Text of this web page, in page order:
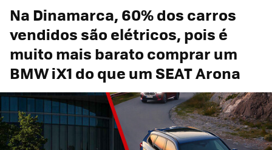
Na Dinamarca, 60% dos carros
vendidos são elétricos, pois é
muito mais barato comprar um
BMW iX1 do que um SEAT Arona